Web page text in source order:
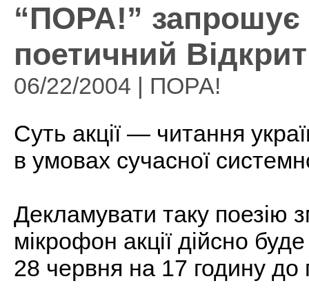
“ПОРА!” запрошує
поетичний
06/22/2004 | ПОРА!
Суть акції — читання
в умовах сучасної
Декламувати таку
мікрофон акції дійсно
28 червня на 17 годину до